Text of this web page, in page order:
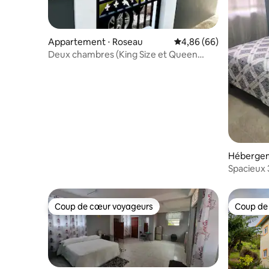
Appartement ⋅ Roseau Évaluation moyenne
4,86 (66)
Deux chambres (King Size et Queen
Spacieux
Coup de cœur voyageurs
Coup de cœur voyageurs Coup
Coup